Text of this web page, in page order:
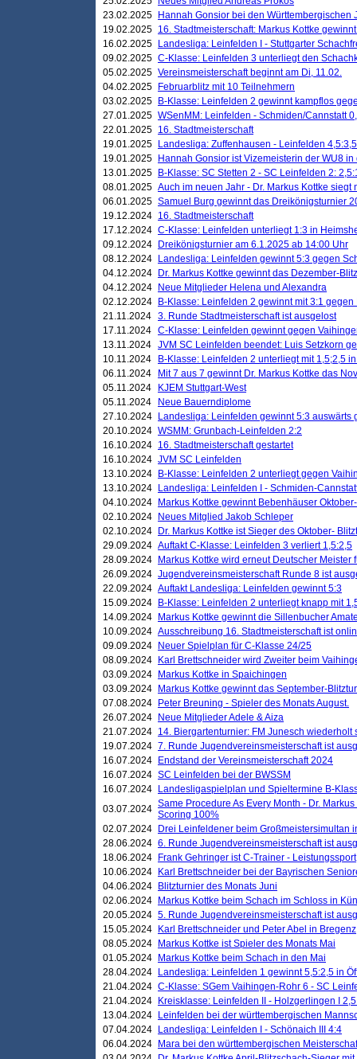
23.02.2025
Hannah Gonsior bei den Württembergischen
19.02.2025 16. Stadtmeisterschaft: Markus Kottke
16.02.2025
Landesliga: Leinfelden I - Stuttgarter
09.02.2025 C-Klasse: Leinfelden 3 unterliegt den
05.02.2025 Vereinsmeisterschaft beginnt am Di, 11.02.
04.02.2025
Februarblitz mit 10 Teilnehmern
03.02.2025
B-Klasse: Leinfelden 2 gewinnt kampflos
27.01.2025 WSenMM: Leinfelden - Schmiden/Cannstatt
22.01.2025 16. Stadtmeisterschaft
19.01.2025
Landesliga: Zuffenhausen - Leinfelden 4,5:3,5
19.01.2025
Hannah Gonsior ist Vizemeisterin der WU8 in
13.01.2025
B-Klasse: SC Stetten 2 - SC Leinfelden 2:
08.01.2025 Auch im neuen Jahr - Dr. Markus Kottke
06.01.2025 Samuel Burg gewinnt das Dreikönigsturnier
19.12.2024 16. Stadtmeisterschaft
17.12.2024 C-Klasse: Leinfelden unterliegt 1:3 in
09.12.2024
Dreikönigsturnier am 6.1.2025 ab 14:00 Uhr
08.12.2024
Landesliga: Leinfelden gewinnt 5:3 gegen
04.12.2024
Dr. Markus Kottke gewinnt das Dezember-
04.12.2024
Neue Mitglieder Helena und Alexandra
02.12.2024
B-Klasse: Leinfelden 2 gewinnt mit 3:1
21.11.2024 3. Runde Stadtmeisterschaft ist ausgelost
17.11.2024 C-Klasse: Leinfelden gewinnt gegen
13.11.2024 JVM SC Leinfelden beendet: Luis Setzkorn
10.11.2024
B-Klasse: Leinfelden 2 unterliegt mit 1,5;2,5
06.11.2024
Mit 7 aus 7 gewinnt Dr. Markus Kottke das
05.11.2024
KJEM Stuttgart-West
05.11.2024
Neue Bauerndiplome
27.10.2024
Landesliga: Leinfelden gewinnt 5:3 auswärts
20.10.2024 WSMM: Grunbach-Leinfelden 2:2
16.10.2024 16. Stadtmeisterschaft gestartet
16.10.2024 JVM SC Leinfelden
13.10.2024
B-Klasse: Leinfelden 2 unterliegt gegen
13.10.2024
Landesliga: Leinfelden I - Schmiden-
04.10.2024
Markus Kottke gewinnt Bebenhäuser
02.10.2024
Neues Mitglied Jakob Schleper
02.10.2024
Dr. Markus Kottke ist Sieger des Oktober-
29.09.2024 Auftakt C-Klasse: Leinfelden 3 verliert 1,5:2,5
28.09.2024
Markus Kottke wird erneut Deutscher Meister
26.09.2024 Jugendvereinsmeisterschaft Runde 8 ist
22.09.2024 Auftakt Landesliga: Leinfelden gewinnt 5:3
15.09.2024
B-Klasse: Leinfelden 2 unterliegt knapp mit
14.09.2024
Markus Kottke gewinnt die Sillenbucher
10.09.2024 Ausschreibung 16. Stadtmeisterschaft ist
09.09.2024
Neuer Spielplan für C-Klasse 24/25
08.09.2024
Karl Brettschneider wird Zweiter beim
03.09.2024
Markus Kottke in Spaichingen
03.09.2024
Markus Kottke gewinnt das September-
07.08.2024
Peter Breuning - Spieler des Monats August.
26.07.2024
Neue Mitglieder Adele & Aiza
21.07.2024 14. Biergartenturnier: FM Junesch wiederholt
19.07.2024 7. Runde Jugendvereinsmeisterschaft ist
16.07.2024
Endstand der Vereinsmeisterschaft 2024
16.07.2024 SC Leinfelden bei der BWSSM
16.07.2024
Landesligaspielplan und Spieltermine B-
03.07.2024 Same Procedure As Every Month - Dr.
Scoring 100%
02.07.2024
Drei Leinfeldener beim Großmeistersimultan
28.06.2024 6. Runde Jugendvereinsmeisterschaft ist
18.06.2024
Frank Gehringer ist C-Trainer - Leistungssport
10.06.2024
Karl Brettschneider bei der Bayrischen
04.06.2024
Blitzturnier des Monats Juni
02.06.2024
Markus Kottke beim Schach im Schloss in
20.05.2024 5. Runde Jugendvereinsmeisterschaft ist
15.05.2024
Karl Brettschneider und Peter Abel in Bregenz
08.05.2024
Markus Kottke ist Spieler des Monats Mai
01.05.2024
Markus Kottke beim Schach in den Mai
28.04.2024
Landesliga: Leinfelden 1 gewinnt 5,5:2,5 in
21.04.2024 C-Klasse: SGem Vaihingen-Rohr 6 - SC
21.04.2024
Kreisklasse: Leinfelden II - Holzgerlingen I
13.04.2024
Leinfelden bei der württembergischen
07.04.2024
Landesliga: Leinfelden I - Schönaich III 4:4
06.04.2024
Mara bei den württembergischen